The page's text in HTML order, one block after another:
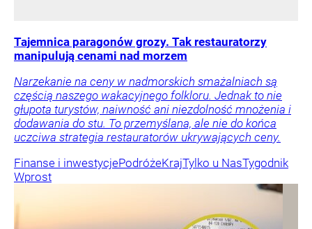
Tajemnica paragonów grozy. Tak restauratorzy
manipulują cenami nad morzem
Narzekanie na ceny w nadmorskich smażalniach są
częścią naszego wakacyjnego folkloru. Jednak to nie
głupota turystów, naiwność ani niezdolność mnożenia i
dodawania do stu. To przemyślana, ale nie do końca
uczciwa strategia restauratorów ukrywających ceny.
Finanse i inwestycjePodróżeKrajTylko u NasTygodnik
Wprost